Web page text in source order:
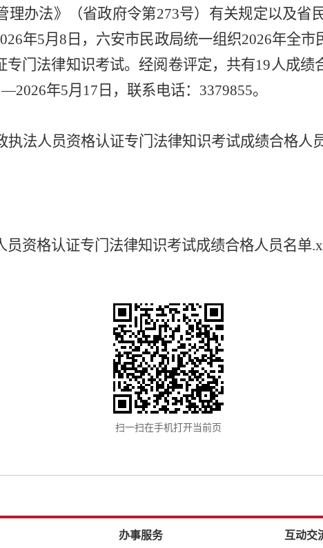
理办法》（省政府令第273号）有关规定以及省
年5月8 日，六安市民政局统一组织2026年全市
专门法律知识考试。经阅卷评定，共有19人成绩
—2026年5月 17 日，联系电话： 3379855。
执法人员资格认证专门法律知识考试成绩合格人
员资格认证专门法律知识考试成绩合格人员名单
扫一扫在手机打开当前页
办事服务 互动交